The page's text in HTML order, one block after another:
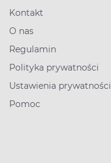
Kontakt
O nas
Regulamin
Polityka prywatności
Ustawienia prywatności
Pomoc